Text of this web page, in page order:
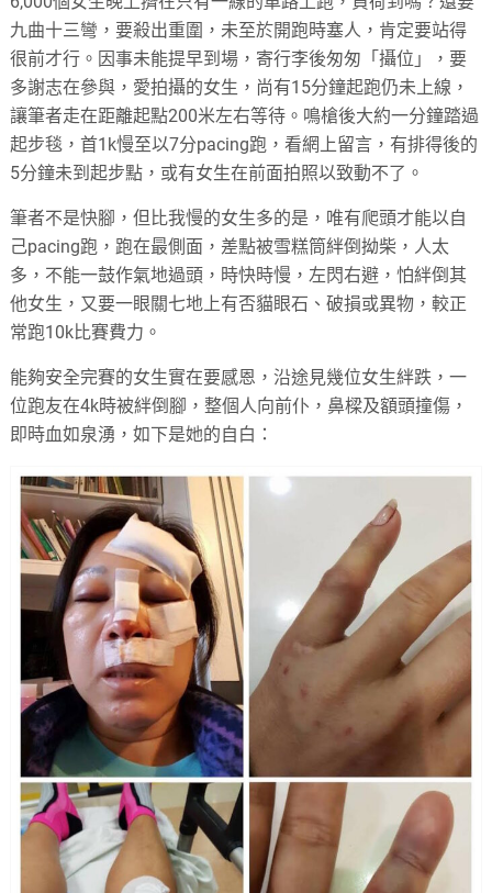
九曲十三彎，要殺出重圍，未至於開跑時塞人，肯定要站得
很前才行。因事未能提早到場，寄行李後匆匆「攝位」，要
多謝志在參與，愛拍攝的女生，尚有15分鐘起跑仍未上線，
讓筆者走在距離起點200米左右等待。鳴槍後大約一分鐘踏過
起步毯，首1k慢至以7分pacing跑，看網上留言，有排得後的
5分鐘未到起步點，或有女生在前面拍照以致動不了。
筆者不是快腳，但比我慢的女生多的是，唯有爬頭才能以自
己pacing跑，跑在最側面，差點被雪糕筒絆倒拗柴，人太
多，不能一鼓作氣地過頭，時快時慢，左閃右避，怕絆倒其
他女生，又要一眼關七地上有否貓眼石、破損或異物，較正
常跑10k比賽費力。
能夠安全完賽的女生實在要感恩，沿途見幾位女生絆跌，一
位跑友在4k時被絆倒腳，整個人向前仆，鼻樑及額頭撞傷，
即時血如泉湧，如下是她的自白：